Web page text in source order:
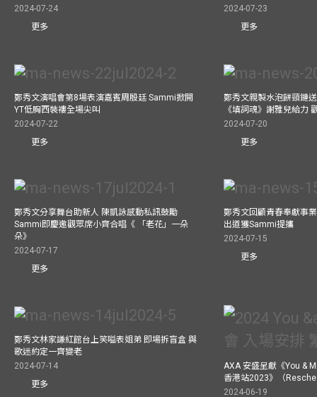
2024-07-24
更多
2024-07-23
更多
鄭秀文演唱會第8場表演嘉賓周殷廷 Sammi掀開
YT低胸西裝褸全場尖叫
2024-07-22
更多
鄭秀文親製水泡餅頸鏈
《填詞魂》謝雅兒給力
2024-07-20
更多
鄭秀文分享舞台助新人 陳凱詠感動私訊鼓勵
Sammi即慶邀觀眾席小齊合唱《 「老花」一朵
朵》
2024-07-17
更多
鄭秀文回顧青春奉獻事
出道獲Sammi提攜
2024-07-15
更多
鄭秀文林家謙紅館台上笑嗌表姐弟 即場拆盲盒 與
歌迷約定一齊變老
2024-07-14
更多
AXA 安盛呈獻《You &
香港站2023》（
2024-06-19